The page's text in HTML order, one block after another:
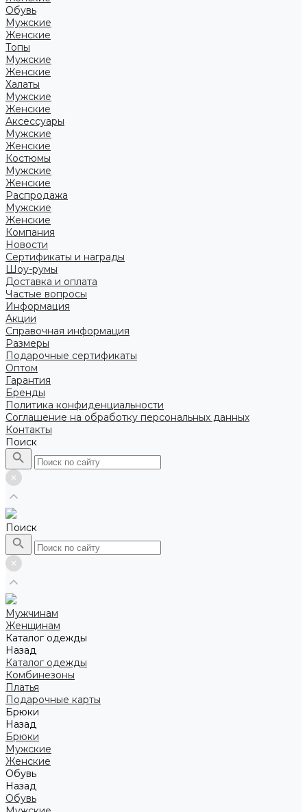
Обувь
Мужские
Женские
Топы
Мужские
Женские
Халаты
Мужские
Женские
Аксессуары
Мужские
Женские
Костюмы
Мужские
Женские
Распродажа
Мужские
Женские
Компания
Новости
Сертификаты и награды
Шоу-румы
Доставка и оплата
Частые вопросы
Информация
Акции
Справочная информация
Размеры
Подарочные сертификаты
Оптом
Гарантия
Бренды
Политика конфиденциальности
Соглашение на обработку персональных данных
Контакты
Поиск
Поиск
Мужчинам
Женщинам
Каталог одежды
Назад
Каталог одежды
Комбинезоны
Платья
Подарочные карты
Брюки
Назад
Брюки
Мужские
Женские
Обувь
Назад
Обувь